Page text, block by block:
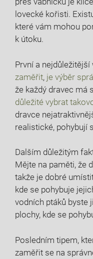
lovecké kořisti.
které vám mohou
k útoku.
První a nejdůležitější
zaměřit, je výběr
že každý dravec má
důležité vybrat
dravce
realistické, pohybují
Dalším důležitým
Mějte na paměti, že
takže je dobré
kde se pohybuje
vodních ptáků byste
plochy, kde se
Posledním tipem,
zaměřit se na